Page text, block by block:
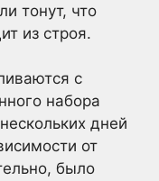
тонут, что
из строя.
с
набора
дней
от
было